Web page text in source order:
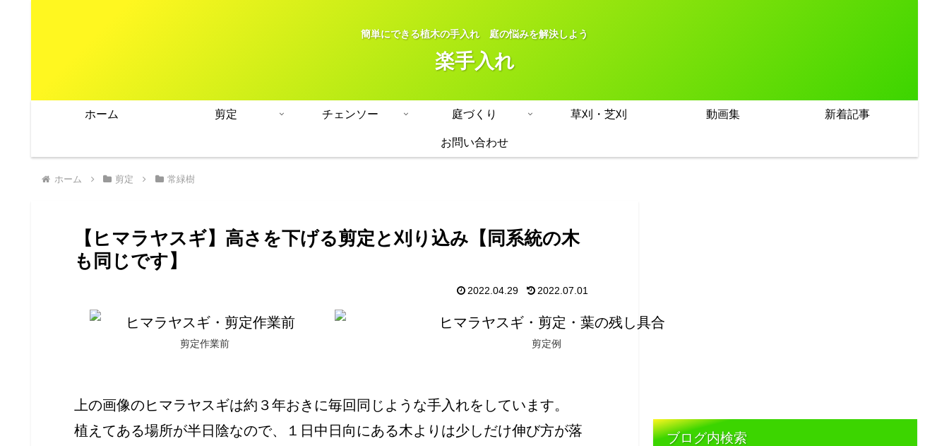
簡単にできる植木の手入れ 庭の悩みを解決しよう
楽手入れ
ホーム 剪定 チェンソー 庭づくり 草刈・芝刈 動画集 新着記事
お問い合わせ
ホーム 剪定 常緑樹
【ヒマラヤスギ】高さを下げる剪定と刈り込み【同系統の木
も同じです】
2022.04.29 2022.07.01
剪定作業前 剪定例
上の画像のヒマラヤスギは約３年おきに毎回同じような手入れをしています。
植えてある場所が半日陰なので、１日中日向にある木よりは少しだけ伸び方が落
ブログ内検索